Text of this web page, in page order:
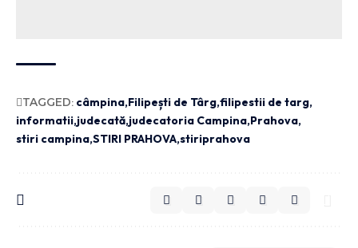
TAGGED: câmpina Filipești de Târg filipestii de targ
informatii judecată judecatoria Campina Prahova
stiri campina STIRI PRAHOVA stiriprahova